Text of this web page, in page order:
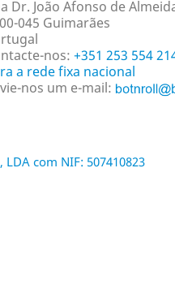
Dr. João Afonso de
045 Guimarães
nos: +351 253 554
a rede fixa nacional
nos um e-mail:
com NIF: 507410823